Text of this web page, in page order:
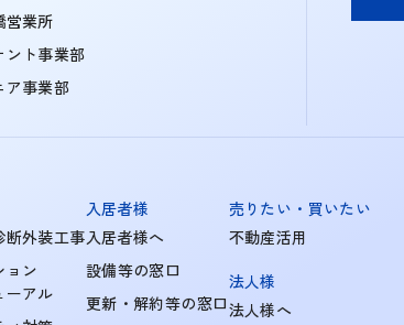
営業所
ント事業部
ア事業部
断外装工事
ョン
ーアル
入居者様
入居者様へ
設備等の窓口
更新・解約等の窓口
売りたい・買いたい
不動産活用
法人様
法人様へ